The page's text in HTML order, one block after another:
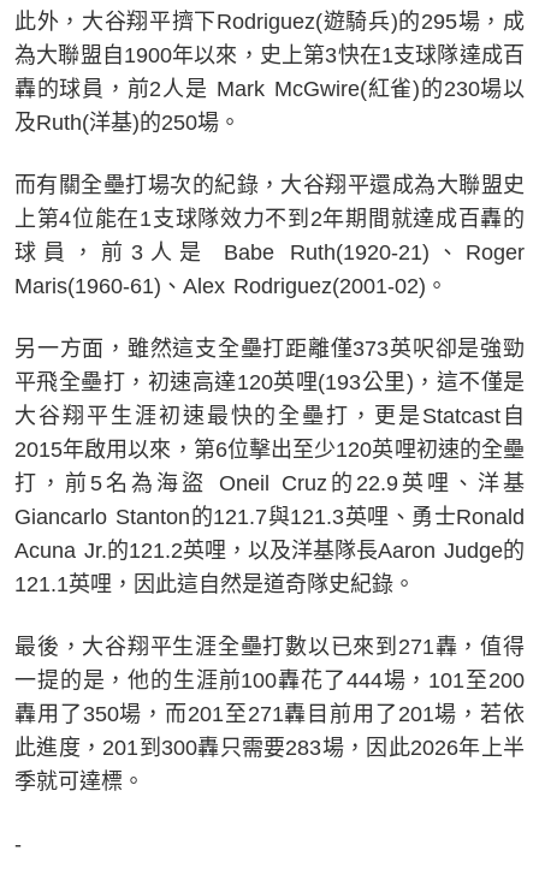
此外，大谷翔平擠下Rodriguez(遊騎兵)的295場，成
為大聯盟自1900年以來，史上第3快在1支球隊達成百
轟的球員，前2人是 Mark McGwire(紅雀)的230場以
及Ruth(洋基)的250場。
而有關全壘打場次的紀錄，大谷翔平還成為大聯盟史
上第4位能在1支球隊效力不到2年期間就達成百轟的
球員，前3人是 Babe Ruth(1920-21)、Roger
Maris(1960-61)、Alex Rodriguez(2001-02)。
另一方面，雖然這支全壘打距離僅373英呎卻是強勁
平飛全壘打，初速高達120英哩(193公里)，這不僅是
大谷翔平生涯初速最快的全壘打，更是Statcast自
2015年啟用以來，第6位擊出至少120英哩初速的全壘
打，前5名為海盜 Oneil Cruz的22.9英哩、洋基
Giancarlo Stanton的121.7與121.3英哩、勇士Ronald
Acuna Jr.的121.2英哩，以及洋基隊長Aaron Judge的
121.1英哩，因此這自然是道奇隊史紀錄。
最後，大谷翔平生涯全壘打數以已來到271轟，值得
一提的是，他的生涯前100轟花了444場，101至200
轟用了350場，而201至271轟目前用了201場，若依
此進度，201到300轟只需要283場，因此2026年上半
季就可達標。
-